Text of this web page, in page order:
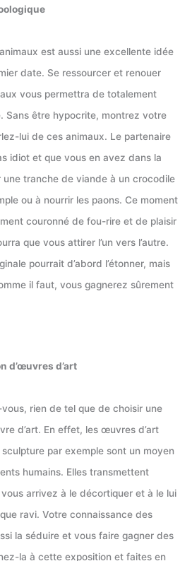
est aussi une excellente idée
date. Se ressourcer et renouer
vous permettra de totalement
Sans être hypocrite, montrez votre
lui de ces animaux. Le partenaire
idiot et que vous en avez dans la
tranche de viande à un crocodile
ou à nourrir les paons. Ce moment
couronné de fou-rire et de plaisir
que vous attirer l’un vers l’autre.
pourrait d’abord l’étonner, mais
il faut, vous gagnerez sûrement
d’œuvres d’art
rien de tel que de choisir une
d’art. En effet, les œuvres d’art
par exemple sont un moyen
humains. Elles transmettent
arrivez à le décortiquer et à le lui
ravi. Votre connaissance des
la séduire et vous faire gagner des
la à cette exposition et faites en